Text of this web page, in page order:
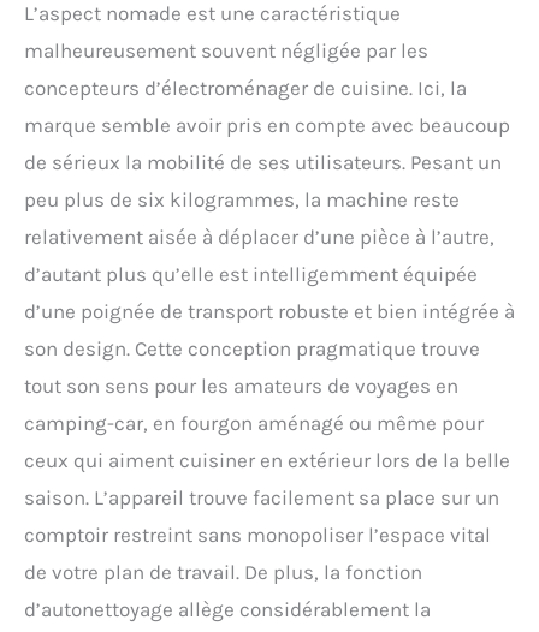
L’aspect nomade est une caractéristique
malheureusement souvent négligée par les
concepteurs d’électroménager de cuisine. Ici, la
marque semble avoir pris en compte avec beaucoup
de sérieux la mobilité de ses utilisateurs. Pesant un
peu plus de six kilogrammes, la machine reste
relativement aisée à déplacer d’une pièce à l’autre,
d’autant plus qu’elle est intelligemment équipée
d’une poignée de transport robuste et bien intégrée à
son design. Cette conception pragmatique trouve
tout son sens pour les amateurs de voyages en
camping-car, en fourgon aménagé ou même pour
ceux qui aiment cuisiner en extérieur lors de la belle
saison. L’appareil trouve facilement sa place sur un
comptoir restreint sans monopoliser l’espace vital
de votre plan de travail. De plus, la fonction
d’autonettoyage allège considérablement la